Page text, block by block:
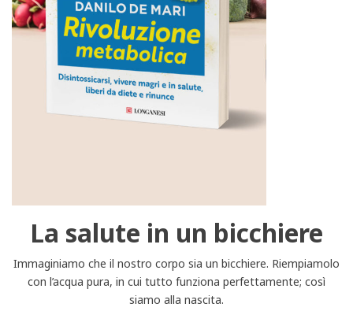
La salute in un bicchiere
Immaginiamo che il nostro corpo sia un bicchiere. Riempiamolo
con l’acqua pura, in cui tutto funziona perfettamente; così
siamo alla nascita.